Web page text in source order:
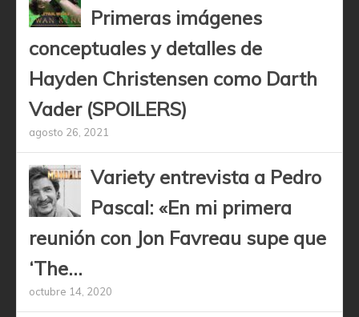
Primeras imágenes
conceptuales y detalles de
Hayden Christensen como Darth
Vader (SPOILERS)
agosto 26, 2021
Variety entrevista a Pedro
Pascal: «En mi primera
reunión con Jon Favreau supe que
‘The...
octubre 14, 2020